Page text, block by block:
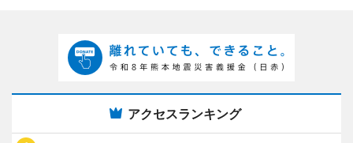
アクセスランキング